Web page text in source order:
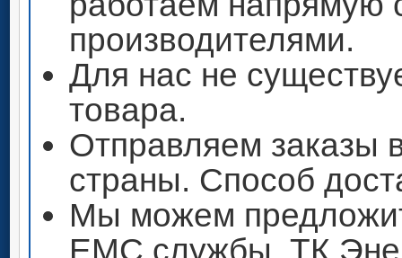
производителями.
Для нас не
товара.
Отправляем заказы
страны. Способ
Мы можем
ЕМС службы, ТК